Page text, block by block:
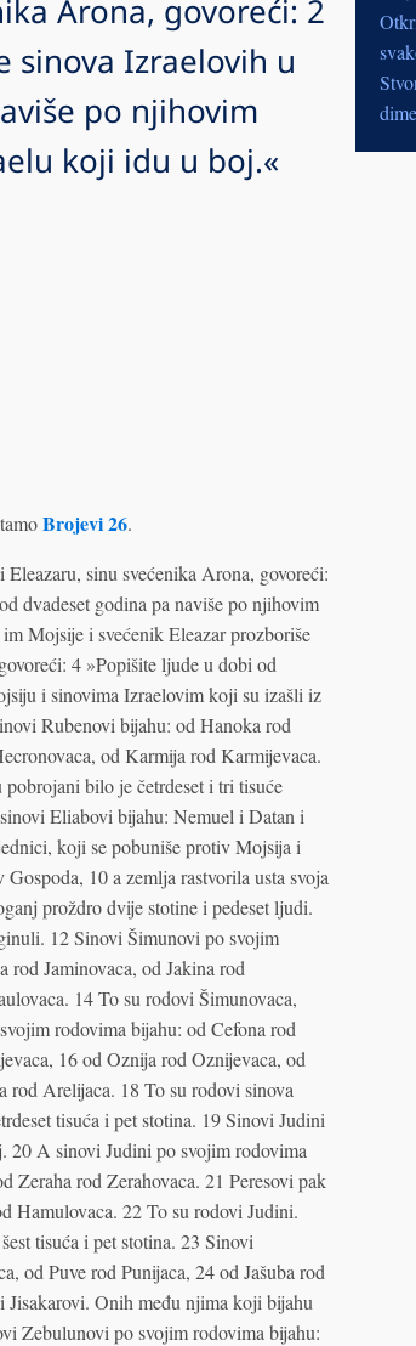
Arona, govoreći: 2
sinova Izraelovih u
po njihovim
koji idu u boj.«
Brojevi 26.
sinu svećenika Arona, govoreći:
dvadeset godina pa naviše po njihovim
Mojsije i svećenik Eleazar prozboriše
4 »Popišite ljude u dobi od
i sinovima Izraelovim koji su izašli iz
Rubenovi bijahu: od Hanoka rod
od Karmija rod Karmijevaca.
bilo je četrdeset i tri tisuće
Eliabovi bijahu: Nemuel i Datan i
koji se pobuniše protiv Mojsija i
10 a zemlja rastvorila usta svoja
proždro dvije stotine i pedeset ljudi.
12 Sinovi Šimunovi po svojim
rod Jaminovaca, od Jakina rod
14 To su rodovi Šimunovaca,
rodovima bijahu: od Cefona rod
16 od Oznija rod Oznijevaca, od
Arelijaca. 18 To su rodovi sinova
tisuća i pet stotina. 19 Sinovi Judini
20 A sinovi Judini po svojim rodovima
Zeraha rod Zerahovaca. 21 Peresovi pak
Hamulovaca. 22 To su rodovi Judini.
tisuća i pet stotina. 23 Sinovi
od Puve rod Punijaca, 24 od Jašuba rod
Jisakarovi. Onih među njima koji bijahu
Zebulunovi po svojim rodovima bijahu: